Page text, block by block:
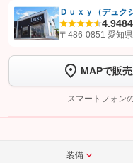
【STEP1】認証画面でグーネッ
トーク画面で
ボタ
完了してください。
Ｄｕｘｙ（デュ
4.9
〒486-0851 愛知
MAPで販
スマートフォン
装備